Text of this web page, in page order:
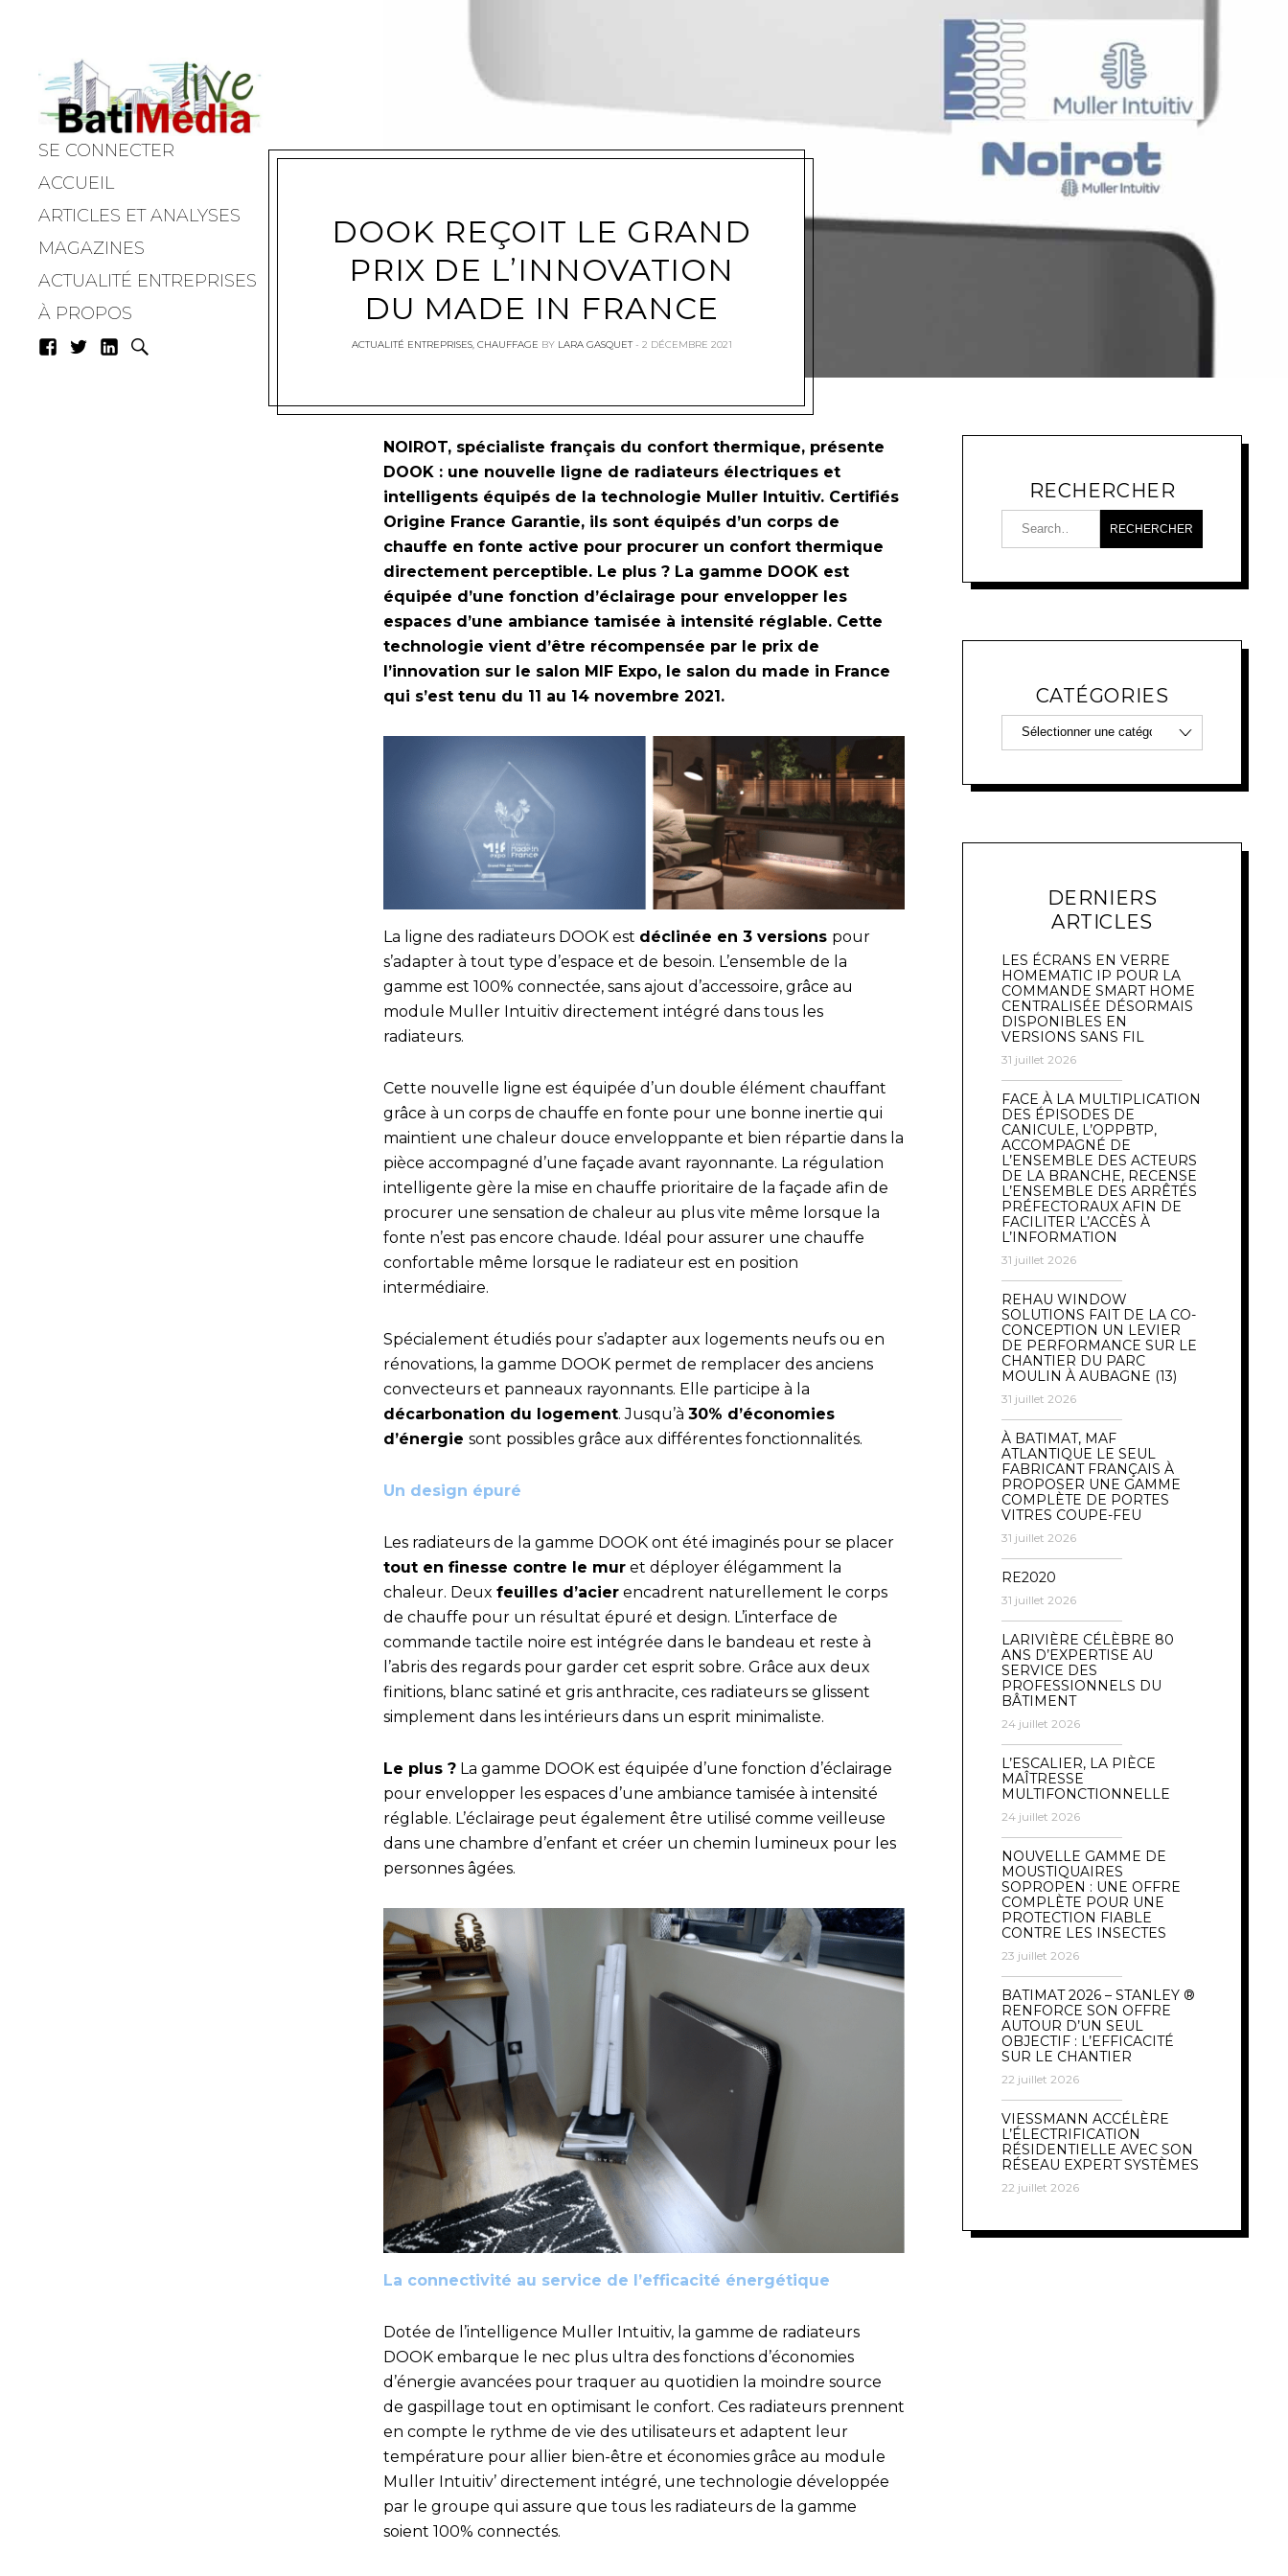
Batimedialive
SE CONNECTER
ACCUEIL
ARTICLES ET ANALYSES
MAGAZINES
ACTUALITÉ ENTREPRISES
À PROPOS
DOOK REÇOIT LE GRAND
PRIX DE L’INNOVATION
DU MADE IN FRANCE
ACTUALITÉ ENTREPRISES, CHAUFFAGE BY LARA GASQUET 2 DÉCEMBRE 2021
NOIROT, spécialiste français du confort thermique, présente
DOOK : une nouvelle ligne de radiateurs électriques et
intelligents équipés de la technologie Muller Intuitiv. Certifiés
Origine France Garantie, ils sont équipés d’un corps de
chauffe en fonte active pour procurer un confort thermique
directement perceptible. Le plus ? La gamme DOOK est
équipée d’une fonction d’éclairage pour envelopper les
espaces d’une ambiance tamisée à intensité réglable. Cette
technologie vient d’être récompensée par le prix de
l’innovation sur le salon MIF Expo, le salon du made in France
qui s’est tenu du 11 au 14 novembre 2021.
La ligne des radiateurs DOOK est déclinée en 3 versions pour
s’adapter à tout type d’espace et de besoin. L’ensemble de la
gamme est 100% connectée, sans ajout d’accessoire, grâce au
module Muller Intuitiv directement intégré dans tous les
radiateurs.
Cette nouvelle ligne est équipée d’un double élément chauffant
grâce à un corps de chauffe en fonte pour une bonne inertie qui
maintient une chaleur douce enveloppante et bien répartie dans la
pièce accompagné d’une façade avant rayonnante. La régulation
intelligente gère la mise en chauffe prioritaire de la façade afin de
procurer une sensation de chaleur au plus vite même lorsque la
fonte n’est pas encore chaude. Idéal pour assurer une chauffe
confortable même lorsque le radiateur est en position
intermédiaire.
Spécialement étudiés pour s’adapter aux logements neufs ou en
rénovations, la gamme DOOK permet de remplacer des anciens
convecteurs et panneaux rayonnants. Elle participe à la
décarbonation du logement. Jusqu’à 30% d’économies
d’énergie sont possibles grâce aux différentes fonctionnalités.
Un design épuré
Les radiateurs de la gamme DOOK ont été imaginés pour se placer
tout en finesse contre le mur et déployer élégamment la
chaleur. Deux feuilles d’acier encadrent naturellement le corps
de chauffe pour un résultat épuré et design. L’interface de
commande tactile noire est intégrée dans le bandeau et reste à
l’abris des regards pour garder cet esprit sobre. Grâce aux deux
finitions, blanc satiné et gris anthracite, ces radiateurs se glissent
simplement dans les intérieurs dans un esprit minimaliste.
Le plus ? La gamme DOOK est équipée d’une fonction d’éclairage
pour envelopper les espaces d’une ambiance tamisée à intensité
réglable. L’éclairage peut également être utilisé comme veilleuse
dans une chambre d’enfant et créer un chemin lumineux pour les
personnes âgées.
La connectivité au service de l’efficacité énergétique
Dotée de l’intelligence Muller Intuitiv, la gamme de radiateurs
DOOK embarque le nec plus ultra des fonctions d’économies
d’énergie avancées pour traquer au quotidien la moindre source
de gaspillage tout en optimisant le confort. Ces radiateurs prennent
en compte le rythme de vie des utilisateurs et adaptent leur
température pour allier bien-être et économies grâce au module
Muller Intuitiv’ directement intégré, une technologie développée
par le groupe qui assure que tous les radiateurs de la gamme
soient 100% connectés.
RECHERCHER
CATÉGORIES
DERNIERS
ARTICLES
LES ÉCRANS EN VERRE
HOMEMATIC IP POUR LA
COMMANDE SMART HOME
CENTRALISÉE DÉSORMAIS
DISPONIBLES EN
VERSIONS SANS FIL
31 juillet 2026
FACE À LA MULTIPLICATION
DES ÉPISODES DE
CANICULE, L’OPPBTP,
ACCOMPAGNÉ DE
L’ENSEMBLE DES ACTEURS
DE LA BRANCHE, RECENSE
L’ENSEMBLE DES ARRÊTÉS
PRÉFECTORAUX AFIN DE
FACILITER L’ACCÈS À
L’INFORMATION
31 juillet 2026
REHAU WINDOW
SOLUTIONS FAIT DE LA CO-
CONCEPTION UN LEVIER
DE PERFORMANCE SUR LE
CHANTIER DU PARC
MOULIN À AUBAGNE (13)
31 juillet 2026
À BATIMAT, MAF
ATLANTIQUE LE SEUL
FABRICANT FRANÇAIS À
PROPOSER UNE GAMME
COMPLÈTE DE PORTES
VITRES COUPE-FEU
31 juillet 2026
RE2020
31 juillet 2026
LARIVIÈRE CÉLÈBRE 80
ANS D’EXPERTISE AU
SERVICE DES
PROFESSIONNELS DU
BÂTIMENT
24 juillet 2026
L’ESCALIER, LA PIÈCE
MAÎTRESSE
MULTIFONCTIONNELLE
24 juillet 2026
NOUVELLE GAMME DE
MOUSTIQUAIRES
SOPROPEN : UNE OFFRE
COMPLÈTE POUR UNE
PROTECTION FIABLE
CONTRE LES INSECTES
23 juillet 2026
BATIMAT 2026 – STANLEY ®
RENFORCE SON OFFRE
AUTOUR D’UN SEUL
OBJECTIF : L’EFFICACITÉ
SUR LE CHANTIER
22 juillet 2026
VIESSMANN ACCÉLÈRE
L’ÉLECTRIFICATION
RÉSIDENTIELLE AVEC SON
RÉSEAU EXPERT SYSTÈMES
22 juillet 2026